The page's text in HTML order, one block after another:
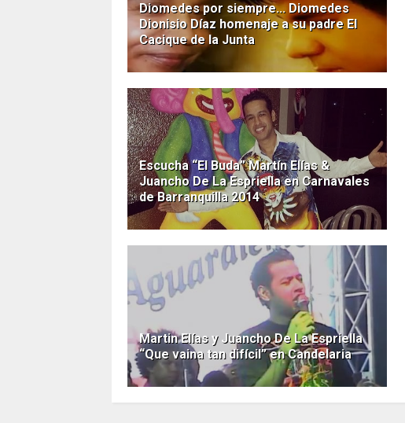
Diomedes por siempre... Diomedes
Dionisio Díaz homenaje a su padre El
Cacique de la Junta
Escucha “El Buda” Martín Elías &
Juancho De La Espriella en Carnavales
de Barranquilla 2014
Martin Elías y Juancho De La Espriella
“Que vaina tan difícil” en Candelaria